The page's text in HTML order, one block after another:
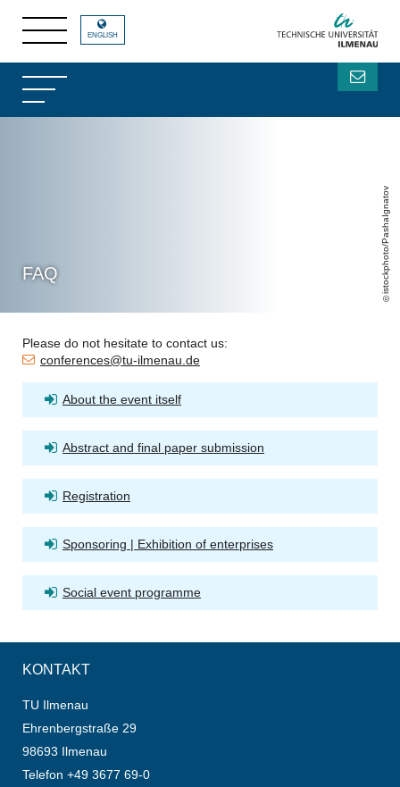
FAQ istockphoto/PashaIgnatov
ENGLISH
Please do not hesitate to contact us:
conferences@tu-ilmenau.de
About the event itself
Abstract and final paper submission
Registration
Sponsoring | Exhibition of enterprises
Social event programme
KONTAKT
TU Ilmenau
Ehrenbergstraße 29
98693 Ilmenau
Telefon +49 3677 69-0